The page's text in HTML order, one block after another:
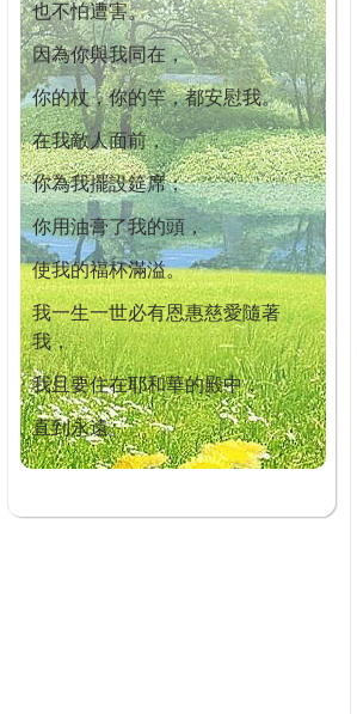
也不怕遭害。
因為你與我同在，
你的杖，你的竿，都安慰我。
在我敵人面前，
你為我擺設筵席；
你用油膏了我的頭，
使我的福杯滿溢。
我一生一世必有恩惠慈愛隨著
我，
我且要住在耶和華的殿中，
直到永遠。